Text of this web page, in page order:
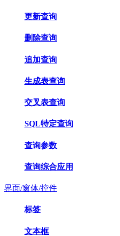
更新查询
删除查询
追加查询
生成表查询
交叉表查询
SQL特定查询
查询参数
查询综合应用
界面/窗体/控件
标签
文本框